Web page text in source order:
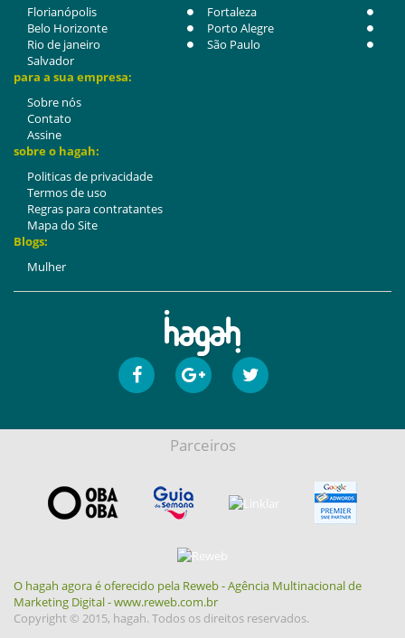
Florianópolis
Fortaleza
Belo Horizonte
Porto Alegre
Rio de janeiro
São Paulo
Salvador
para a sua empresa:
Sobre nós
Contato
Assine
sobre o hagah:
Politicas de privacidade
Termos de uso
Regras para contratantes
Mapa do Site
Blogs:
Mulher
Parceiros
O hagah agora é oferecido pela Reweb - Agência Multinacional de
Marketing Digital - www.reweb.com.br
Copyright © 2015, hagah. Todos os direitos reservados.